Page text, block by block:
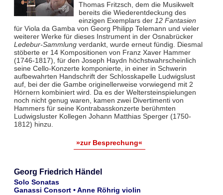
Thomas Fritzsch, dem die Musikwelt
bereits die Wiederentdeckung des
einzigen Exemplars der 12 Fantasien
für Viola da Gamba von Georg Philipp Telemann und vieler
weiterer Werke für dieses Instrument in der Osnabrücker
Ledebur-Sammlungverdankt, wurde erneut fündig. Diesmal
stöberte er 14 Kompositionen von Franz Xaver Hammer
(1746-1817), für den Joseph Haydn höchstwahrscheinlich
seine Cello-Konzerte komponierte, in einer in Schwerin
aufbewahrten Handschrift der Schlosskapelle Ludwigslust
auf, bei der die Gambe originellerweise vorwiegend mit 2
Hörnern kombiniert wird. Da es der Weltersteinspielungen
noch nicht genug waren, kamen zwei Divertimenti von
Hammers für seine Kontrabasskonzerte berühmten
Ludwigsluster Kollegen Johann Matthias Sperger (1750-
1812) hinzu.
»zur Besprechung«
Georg Friedrich Händel
Solo Sonatas
Ganassi Consort • Anne Röhrig violin